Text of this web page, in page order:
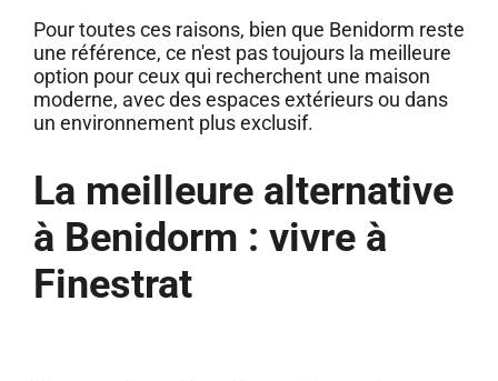
Pour toutes ces raisons, bien que Benidorm reste
une référence, ce n'est pas toujours la meilleure
option pour ceux qui recherchent une maison
moderne, avec des espaces extérieurs ou dans
un environnement plus exclusif.
La meilleure alternative
à Benidorm : vivre à
Finestrat